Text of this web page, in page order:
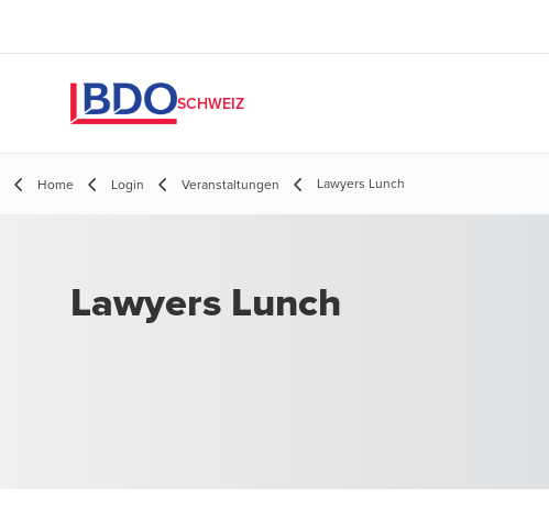
SCHWEIZ
Home Login Veranstaltungen Lawyers Lunch
Lawyers Lunch